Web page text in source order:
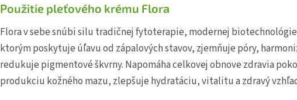
Použitie pleťového krému Flora
Flora v sebe snúbi silu tradičnej fytoterapie, modernej
ktorým poskytuje úľavu od zápalových stavov, zjemňuje póry,
redukuje pigmentové škvrny. Napomáha celkovej obnove zdravia
produkciu kožného mazu, zlepšuje hydratáciu, vitalitu a zdravý